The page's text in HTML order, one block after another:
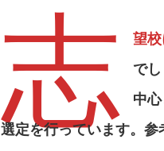
志 望
で
中
選定を行っています。